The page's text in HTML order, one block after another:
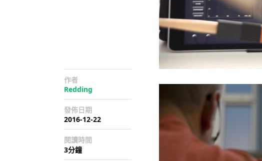
作者
Redding
發佈日期
2016-12-22
閱讀時間
3分鐘